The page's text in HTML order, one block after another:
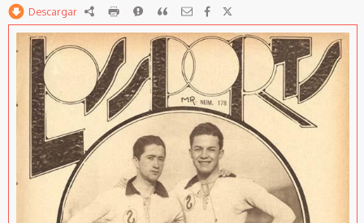
Descargar RDF imprimirReportarCitar